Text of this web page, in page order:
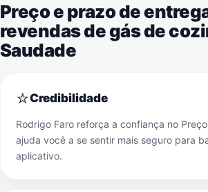
Preço e prazo de
revendas de gás de
Saudade
⭐Credibilidade
Rodrigo Faro reforça a confiança no
ajuda você a se sentir mais seguro para
aplicativo.